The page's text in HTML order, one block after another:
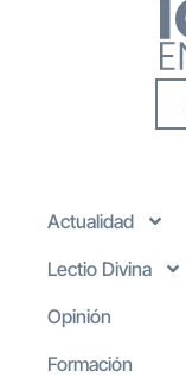
Actualidad
Lectio Divina
Opinión
Formación